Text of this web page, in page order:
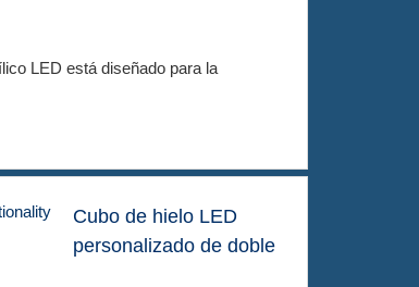
LED está diseñado para la
Cubo de hielo LED
personalizado de doble